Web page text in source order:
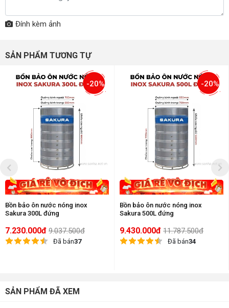
Đính kèm ảnh
SẢN PHẨM TƯƠNG TỰ
-20%
Bồn bảo ôn nước nóng inox
Sakura 300L đứng
7.230.000đ 9.037.500đ
Đã bán37
-20%
Bồn bảo ôn nước nóng inox
Sakura 500L đứng
9.430.000đ 11.787.500đ
Đã bán34
SẢN PHẨM ĐÃ XEM